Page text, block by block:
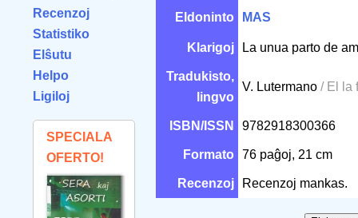
Recenzoj
Statistiko
Elŝutu
Helpo
Ligiloj
SPECIALA
OFERTO!
Eldoninto MAS
Klarigoj La unua parto de
Tradukisto,
lingvo
V. Lutermano / El la
ISBN/ISSN 9782918300366
Formato 76 paĝoj, 21 cm
Recenzoj Recenzoj mankas.